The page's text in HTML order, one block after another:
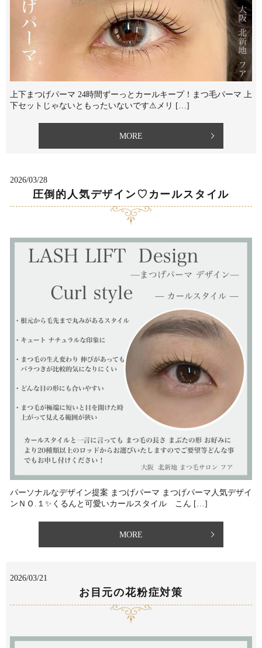
上下まつげパーマ 24時間ずーっとカールキープ！⁡まつ毛パーマ 上
下セットじゃないともったいないです⚠︎⁡メリ […]
MORE
2026/03/28
圧倒的人気デザイン♡カールスタイル
パーソナルなデザイン提案 まつげパーマ まつげパーマ人気デザイ
ンＮＯ.１✨くるんと可愛いカールスタイル⁡ こん […]
MORE
2026/03/21
お目元の花粉症対策